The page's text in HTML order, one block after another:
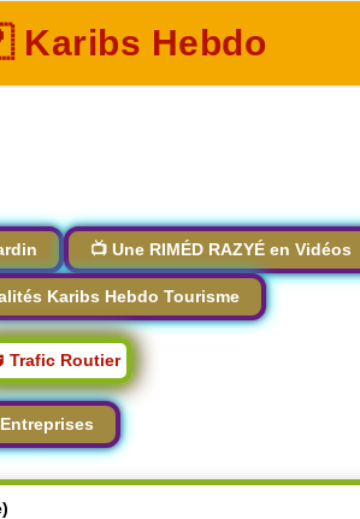
Hebdo
📺 Une RIMÉD RAZYÉ en Vidéos
Karibs Hebdo Tourisme
Trafic Routier